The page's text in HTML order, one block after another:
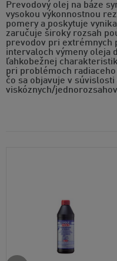
Prevodový olej na báze
vysokou výkonnostnou
pomery a poskytuje
zaručuje široký rozsah
prevodov pri extrémnych
intervaloch výmeny oleja
ľahkobežnej
pri problémoch
čo sa objavuje v
viskóznych/